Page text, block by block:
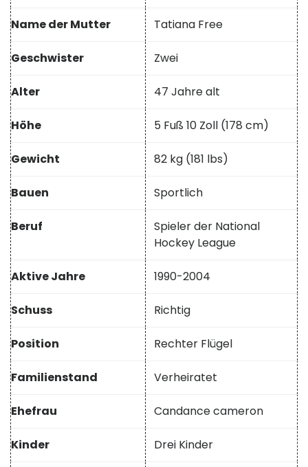
Name der Mutter Tatiana Free
Geschwister Zwei
Alter 47 Jahre alt
Höhe 5 Fuß 10 Zoll (178 cm)
Gewicht 82 kg (181 lbs)
Bauen Sportlich
Beruf
Spieler der National
Hockey League
Aktive Jahre 1990-2004
Schuss Richtig
Position Rechter Flügel
Familienstand Verheiratet
Ehefrau Candance cameron
Kinder Drei Kinder